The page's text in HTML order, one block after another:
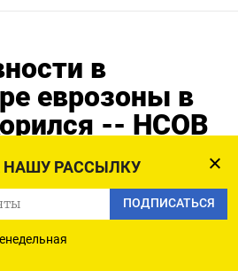
РАССЫЛКУ
ПОДПИСАТЬСЯ
в
еврозоны в
-- HCOB
менеджеров по